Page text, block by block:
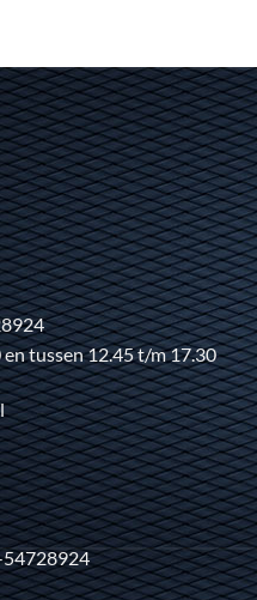
tussen 12.45 t/m 17.30
54728924